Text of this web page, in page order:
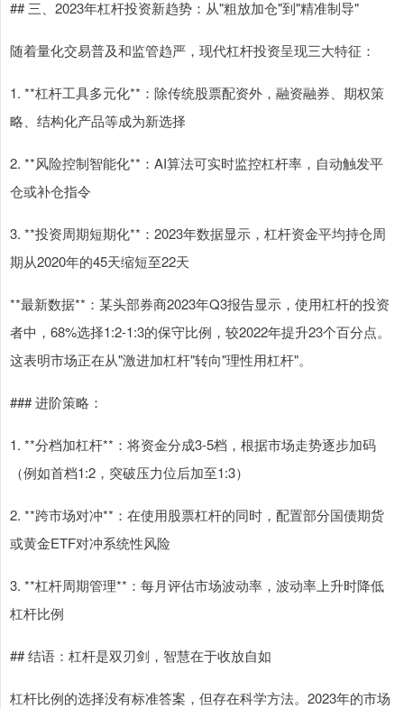
## 三、2023年杠杆投资新趋势：从"粗放加仓"到"精准制导"
随着量化交易普及和监管趋严，现代杠杆投资呈现三大特征：
1. **杠杆工具多元化**：除传统股票配资外，融资融券、期权策
略、结构化产品等成为新选择
2. **风险控制智能化**：AI算法可实时监控杠杆率，自动触发平
仓或补仓指令
3. **投资周期短期化**：2023年数据显示，杠杆资金平均持仓周
期从2020年的45天缩短至22天
**最新数据**：某头部券商2023年Q3报告显示，使用杠杆的投资
者中，68%选择1:2-1:3的保守比例，较2022年提升23个百分点。
这表明市场正在从"激进加杠杆"转向"理性用杠杆"。
### 进阶策略：
1. **分档加杠杆**：将资金分成3-5档，根据市场走势逐步加码
（例如首档1:2，突破压力位后加至1:3）
2. **跨市场对冲**：在使用股票杠杆的同时，配置部分国债期货
或黄金ETF对冲系统性风险
3. **杠杆周期管理**：每月评估市场波动率，波动率上升时降低
杠杆比例
## 结语：杠杆是双刃剑，智慧在于收放自如
杠杆比例的选择没有标准答案，但存在科学方法。2023年的市场